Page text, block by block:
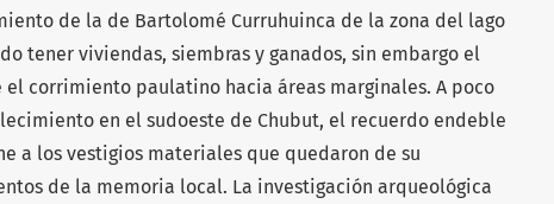
de la de Bartolomé Curruhuinca de la zona del lago
tener viviendas, siembras y ganados, sin embargo el
corrimiento paulatino hacia áreas marginales. A poco
en el sudoeste de Chubut, el recuerdo endeble
a los vestigios materiales que quedaron de su
de la memoria local. La investigación arqueológica